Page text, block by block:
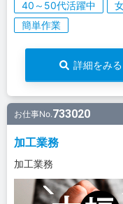
40～50代活躍中
簡単作業
詳細をみる
お仕事No.733020
加工業務
加工業務